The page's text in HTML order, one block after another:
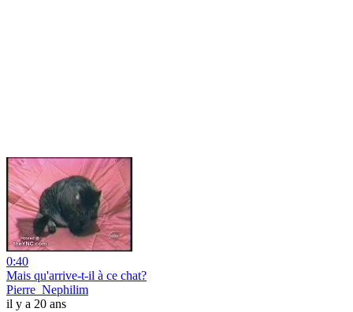
0:40
Mais qu'arrive-t-il à ce chat?
Pierre_Nephilim
il y a 20 ans